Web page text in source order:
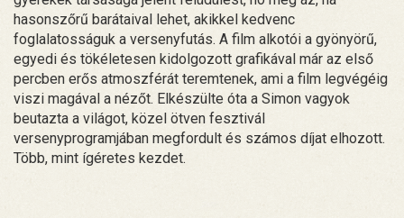
hasonszőrű barátaival lehet, akikkel kedvenc
foglalatosságuk a versenyfutás. A film alkotói a gyönyörű,
egyedi és tökéletesen kidolgozott grafikával már az első
percben erős atmoszférát teremtenek, ami a film legvégéig
viszi magával a nézőt. Elkészülte óta a Simon vagyok
beutazta a világot, közel ötven fesztivál
versenyprogramjában megfordult és számos díjat elhozott.
Több, mint ígéretes kezdet.